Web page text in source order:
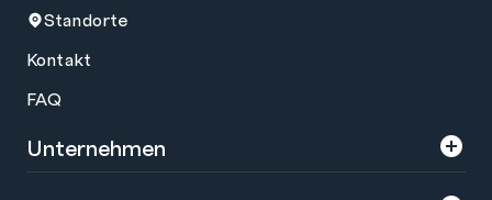
Standorte
Kontakt
FAQ
Unternehmen